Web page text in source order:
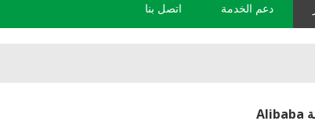
دعم الخدمة اتصل بنا